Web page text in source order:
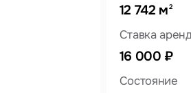
12 742 м2
Ставка
16 000 ₽
Состояние